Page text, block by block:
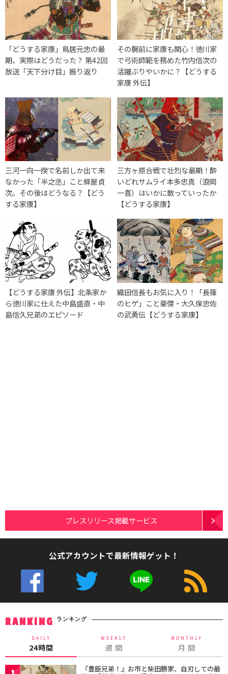
「どうする家康」鳥居元忠の最
期、実際はどうだった？ 第42回
放送「天下分け目」振り返り
その腕前に家康も関心！徳川家
で弓術師範を務めた竹内信次の
活躍ぶりやいかに？【どうする
家康 外伝】
三河一向一揆で名前しか出て来
なかった「半之丞」こと蜂屋貞
次。その後はどうなる？【どう
する家康】
三方ヶ原合戦で壮烈な最期！酔
いどれサムライ本多忠真（浪岡
一喜）はいかに散っていったか
【どうする家康】
【どうする家康 外伝】北条家か
ら徳川家に仕えた中島盛直・中
島信久兄弟のエピソード
織田信長もお気に入り！「長篠
のヒゲ」こと豪傑・大久保忠佐
の武勇伝【どうする家康】
プレスリリース掲載サービス
公式アカウントで最新情報ゲット！
RANKING ランキング
DAILY
24時間
WEEKLY
週 間
MONTHLY
月 間
『豊臣兄弟！』お市と柴田勝家、自刃しての最